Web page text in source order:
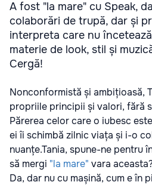
A fost "la mare" cu Speak,
colaborări de trupă, dar și
interpreta care nu
materie de look, stil și
Cergă!
Nonconformistă și ambițioasă,
propriile principii și valori, fără
Părerea celor care o iubesc
ei îi schimbă zilnic viața și i-o
nuanțe.Tania, spune-ne pentru
să mergi "la mare" vara
Da, dar nu cu mașină, cum e în